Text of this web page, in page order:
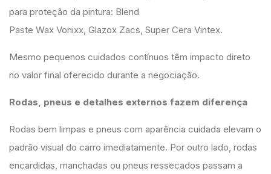
para proteção da pintura: Blend
Paste Wax Vonixx, Glazox Zacs, Super Cera Vintex.
Mesmo pequenos cuidados contínuos têm impacto direto
no valor final oferecido durante a negociação.
Rodas, pneus e detalhes externos fazem diferença
Rodas bem limpas e pneus com aparência cuidada elevam o
padrão visual do carro imediatamente. Por outro lado, rodas
encardidas, manchadas ou pneus ressecados passam a